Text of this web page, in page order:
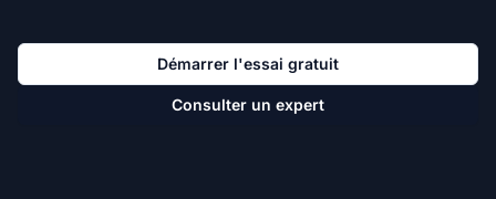
Démarrer l'essai gratuit
Consulter un expert